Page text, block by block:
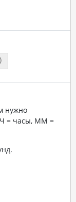
нужно
= часы, ММ =